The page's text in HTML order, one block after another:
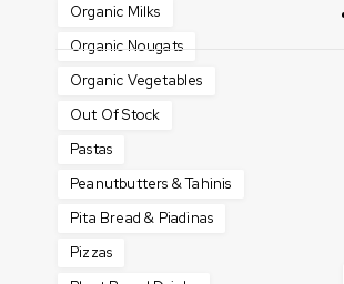
Organic Milks
Organic Nougats
Organic Vegetables
Out Of Stock
Pastas
Peanutbutters & Tahinis
Pita Bread & Piadinas
Pizzas